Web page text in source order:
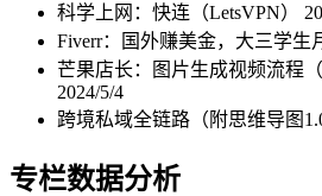
科学上网：快连（LetsVPN）
Fiverr：国外赚美金，大三学生
芒果店长：图片生成视频流程
2024/5/4
跨境私域全链路（附思维导图
专栏数据分析